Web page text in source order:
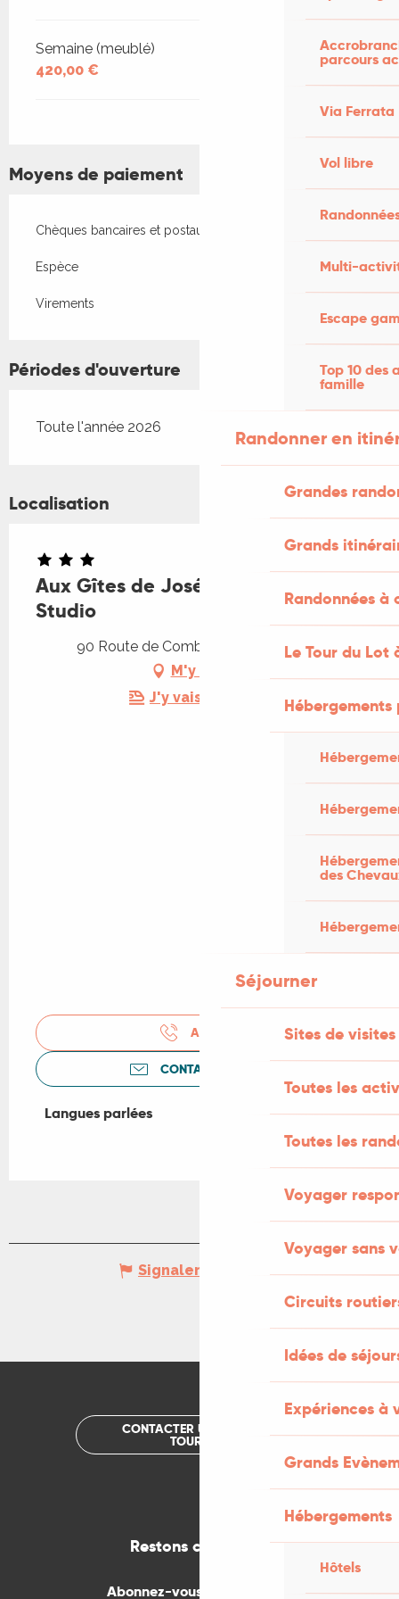
parcours
Via Ferrata
Vol libre
Multi-
Escape
Top 10 des
famille
Randonner en
Grandes
Grands
Randonnées
Le Tour du Lot
des
Séjourner
Sites de visites
Toutes les
Toutes les
Voyager
Voyager sans
Circuits
Idées de
Expériences à
Grands
Hébergements
Hôtels
Semaine (meublé)
420,00 €
Moyens de paiement
Chèques bancaires et postaux
Espèce
Virements
Périodes d'ouverture
Toute l'année 2026
Localisation
Aux Gîtes de Joséphine - Le
Studio
90 Route de Combefère, 46330 Blars
M'y rendre
J'y vais en train !
APPELER
CONTACTEZ-NOUS
Langues parlées
Langues parlées
Signaler une erreur
CONTACTER UN OFFICE DE
TOURISME
Restons connectés
Abonnez-vous gratuitement